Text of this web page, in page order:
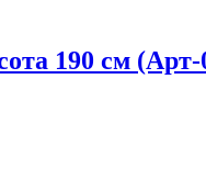
190 см (Арт-